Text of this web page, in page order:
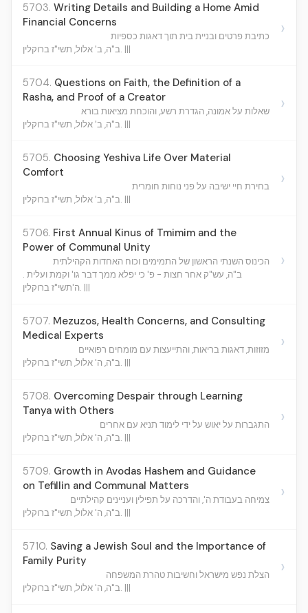
5703. Writing Details and Building a Home Amid
Financial Concerns
כתיבת פרטים ובניית בית תוך דאגות כספיות
ב"ה, ב' אלול, תשי"ז ברוקלין. |||
›
5704. Questions on Faith, the Definition of a
Rasha, and Proof of a Creator
שאלות על אמונה, הגדרת רשע, והוכחת מציאות בורא
ב"ה, ב' אלול, תשי"ז ברוקלין. |||
›
5705. Choosing Yeshiva Life Over Material
Comfort
בחירת חיי ישיבה על פני נוחות חומרית
ב"ה, ב' אלול, תשי"ז ברוקלין. |||
›
5706. First Annual Kinus of Tmimim and the
Power of Communal Unity
הכינוס השנתי הראשון של התמימים וכוח האחדות הקהילתית
ב"ה, עש"ק אחר חצות - פ' כי יפלא ממך דבר גו' וקמת ועלית .
ה'תשי"ז ברוקלין. |||
›
5707. Mezuzos, Health Concerns, and Consulting
Medical Experts
מזוזות, דאגות בריאות, והתייעצות עם מומחים רפואיים
ב"ה, ה' אלול, תשי"ז ברוקלין. |||
›
5708. Overcoming Despair through Learning
Tanya with Others
התגברות על יאוש על ידי לימוד תניא עם אחרים
ב"ה, ה' אלול, תשי"ז ברוקלין. |||
›
5709. Growth in Avodas Hashem and Guidance
on Tefillin and Communal Matters
צמיחה בעבודת ה', והדרכה על תפילין ועניינים קהילתיים
ב"ה, ה' אלול, תשי"ז ברוקלין. |||
›
5710. Saving a Jewish Soul and the Importance of
Family Purity
הצלת נפש מישראל וחשיבות טהרת המשפחה
ב"ה, ה' אלול, תשי"ז ברוקלין. |||
›